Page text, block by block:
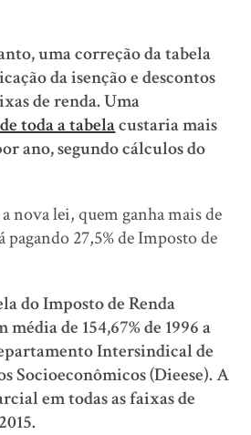
uma correção da tabela
da isenção e descontos
de renda. Uma
toda a tabelacustaria mais
ano, segundo cálculos do
nova lei, quem ganha mais de
27,5% de Imposto de
do Imposto de Renda
de 154,67% de 1996 a
Intersindical de
Socioeconômicos (Dieese). A
em todas as faixas de